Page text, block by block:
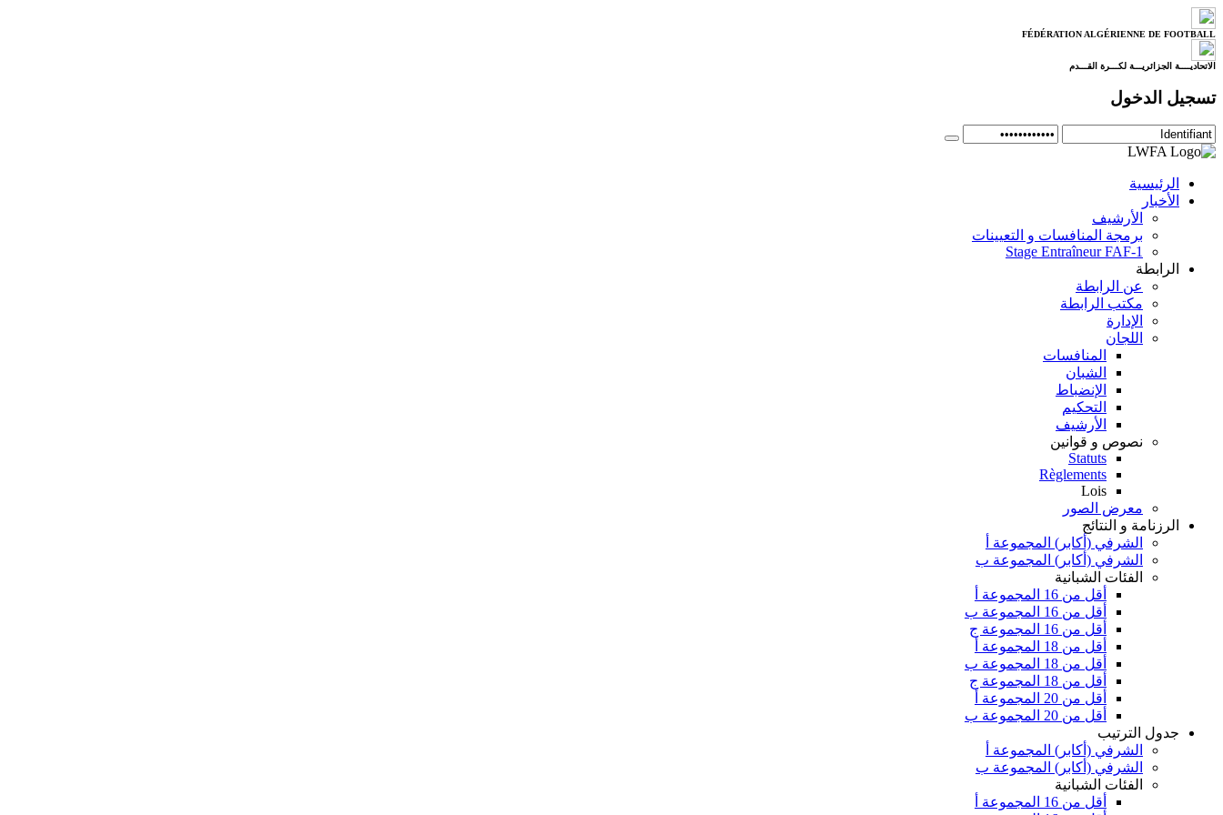
FÉDÉRATION ALGÉRIENNE DE FOOTBALL
الاتحاديــــة الجزائريـــة لكـــرة القـــدم
تسجيل الدخول
الرئيسية
الأخبار
الأرشيف
برمجة المنافسات و التعيينات
Stage Entraîneur FAF-1
الرابطة
عن الرابطة
مكتب الرابطة
الإدارة
اللجان
المنافسات
الشبان
الإنضباط
التحكيم
الأرشيف
نصوص و قوانين
Statuts
Règlements
Lois
معرض الصور
الرزنامة و النتائج
الشرفي (أكابر) المجموعة أ
الشرفي (أكابر) المجموعة ب
الفئات الشبانية
أقل من 16 المجموعة أ
أقل من 16 المجموعة ب
أقل من 16 المجموعة ج
أقل من 18 المجموعة أ
أقل من 18 المجموعة ب
أقل من 18 المجموعة ج
أقل من 20 المجموعة أ
أقل من 20 المجموعة ب
جدول الترتيب
الشرفي (أكابر) المجموعة أ
الشرفي (أكابر) المجموعة ب
الفئات الشبانية
أقل من 16 المجموعة أ